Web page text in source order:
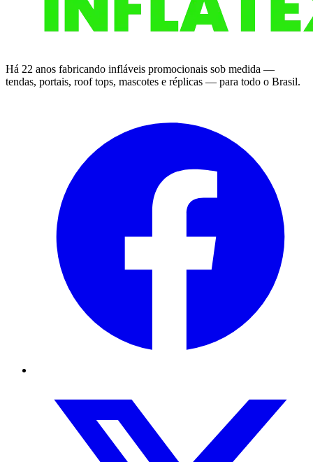
Há 22 anos fabricando infláveis promocionais sob medida —
tendas, portais, roof tops, mascotes e réplicas — para todo o Brasil.